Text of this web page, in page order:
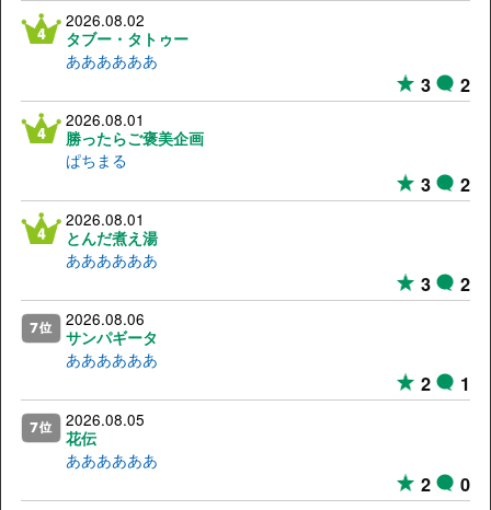
2026.08.02
タブー・タトゥー
ああああああ
3 2
2026.08.01
勝ったらご褒美企画
ぱちまる
3 2
2026.08.01
とんだ煮え湯
ああああああ
3 2
2026.08.06
サンパギータ
ああああああ
2 1
2026.08.05
花伝
ああああああ
2 0